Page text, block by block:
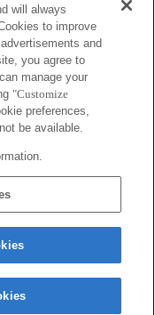
su AF continuo.
Exif dell'obiettivo saranno
visualizzati correttamente.
will always
to improve
and
you agree to
manage your
"Customize
preferences,
be available.